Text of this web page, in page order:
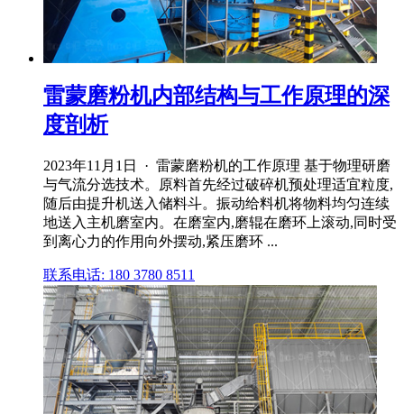
雷蒙磨粉机内部结构与工作原理的深
度剖析
2023年11月1日 · 雷蒙磨粉机的工作原理 基于物理研磨
与气流分选技术。原料首先经过破碎机预处理适宜粒度,
随后由提升机送入储料斗。振动给料机将物料均匀连续
地送入主机磨室内。在磨室内,磨辊在磨环上滚动,同时受
到离心力的作用向外摆动,紧压磨环 ...
联系电话: 180 3780 8511